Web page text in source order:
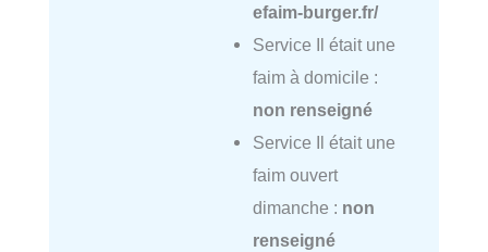
efaim-burger.fr/
Service Il était une
faim à domicile :
non renseigné
Service Il était une
faim ouvert
dimanche : non
renseigné